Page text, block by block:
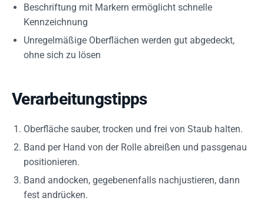
Beschriftung mit Markern ermöglicht schnelle
Kennzeichnung
Unregelmäßige Oberflächen werden gut abgedeckt,
ohne sich zu lösen
Verarbeitungstipps
Oberfläche sauber, trocken und frei von Staub halten.
Band per Hand von der Rolle abreißen und passgenau
positionieren.
Band andocken, gegebenenfalls nachjustieren, dann
fest andrücken.